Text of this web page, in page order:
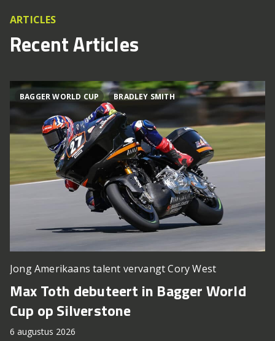
ARTICLES
Recent Articles
BAGGER WORLD CUP BRADLEY SMITH
Jong Amerikaans talent vervangt Cory West
Max Toth debuteert in Bagger World
Cup op Silverstone
6 augustus 2026